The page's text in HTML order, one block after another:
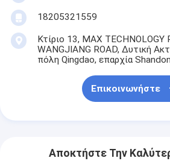
18205321559
Κτίριο 13, MAX TECHNOLOGY
WANGJIANG ROAD, Δυτική
πόλη Qingdao, επαρχία
Επικοινωνήστε
Αποκτήστε Την